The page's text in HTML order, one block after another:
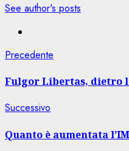
See author's posts
Navigazione
articolo
Precedente
Fulgor Libertas, dietro
Successivo
Quanto è aumentata